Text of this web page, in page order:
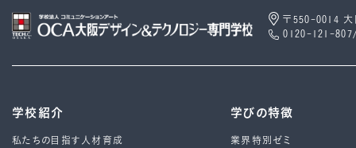
〒550-0014 大
0120-121-
学校紹介
私たちの目指す人材育成
学びの特徴
業界特別ゼミ